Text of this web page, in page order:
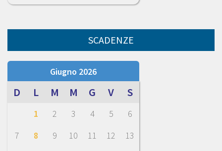
SCADENZE
Giugno 2026
D L M M G V S
1 2 3 4 5
6
7
8 9 10 11 12
13